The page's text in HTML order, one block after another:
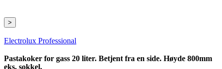
>
Electrolux Professional
Pastakoker for gass 20 liter. Betjent fra en side. Høyde 800mm
eks. sokkel.